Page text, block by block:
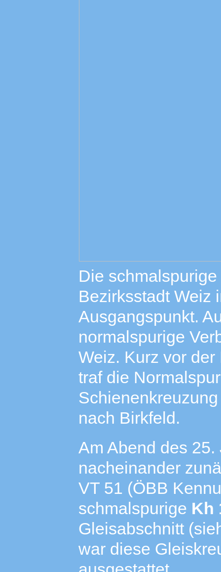
Die schmalspurige
Bezirksstadt Weiz
Ausgangspunkt.
normalspurige
Weiz. Kurz vor
traf die
nach Birkfeld.
Am Abend des
nacheinander
VT 51 (ÖBB
schmalspurige Kh
Gleisabschnitt
war diese